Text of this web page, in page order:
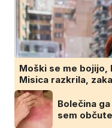
Moški se me bojijo,
Misica razkrila,
Bolečina
sem